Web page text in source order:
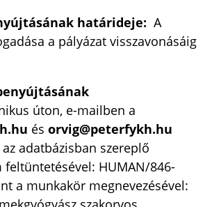
határideje: A
a pályázat visszavonásáig
úton, e-mailben a
és orvig@peterfykh.hu
adatbázisban szereplő
feltüntetésével: HUMAN/846-
a munkakör megnevezésével: